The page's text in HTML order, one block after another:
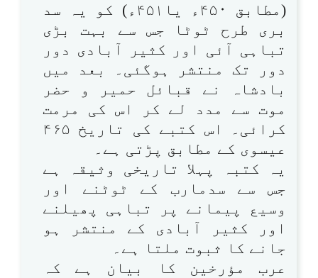
(مطابق ۴۵۰ء یا۴۵۱ء) کو یہ سد
بری طرح ٹوٹا جس سے بہت بڑی
تباہی آئی اور کثیر آبادی دور
دور تک منتشر ہوگئی۔ بعد میں
بادشاہ نے قبائل حمیر و حضر
موت سے مدد لے کر اس کی مرمت
کرائی۔ اس کتبے کی تاریخ ۴۶۵
عیسوی کے مطابق پڑتی ہے۔
یہ کتبہ پہلا تاریخی وثیقہ ہے
جس سے سدمارب کے ٹوٹنے اور
وسیع پیمانے پر تباہی پھیلنے
اور کثیر آبادی کے منتشر ہو
جانے کا ثبوت ملتا ہے۔
عرب مؤرخین کا بیان ہے کہ